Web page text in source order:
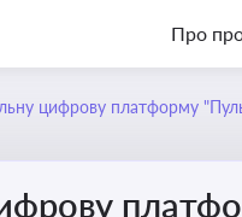
Про
цифрову платформу